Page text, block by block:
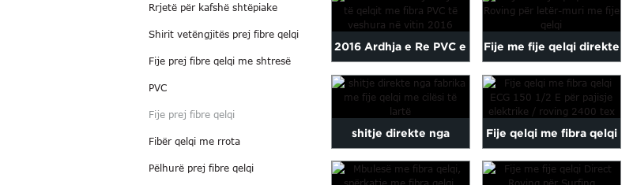
Rrjetë për kafshë shtëpiake
Shirit vetëngjitës prej fibre qelqi
Fije prej fibre qelqi me shtresë
PVC
Fije prej fibre qelqi
Fibër qelqi me rrota
Pëlhurë prej fibre qelqi
2016 Ardhja e Re PVC e
Veshur me Fibër Qelqi
Fije Ma...
Fije me fije qelqi direkte
Roving për fije qelqi...
shitje direkte nga
fabrika me cilësi të lartë
Fije qelqi me fibra qelqi
ECG 150 1/2 E për...